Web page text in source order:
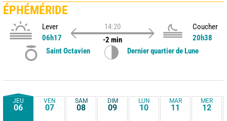
ÉPHÉMÉRIDE
Lever
06h17
14:20
-2 min
Coucher
20h38
Saint Octavien
Dernier quartier de Lune
JEU
06
VEN
07
SAM
08
DIM
09
LUN
10
MAR
11
MER
12